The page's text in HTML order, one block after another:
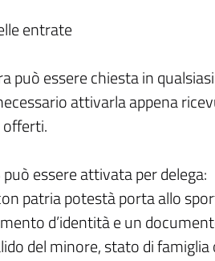
entrate
può essere chiesta in
attivarla appena
offerti.
essere attivata per delega:
patria potestà porta allo
d’identità e un
del minore, stato di